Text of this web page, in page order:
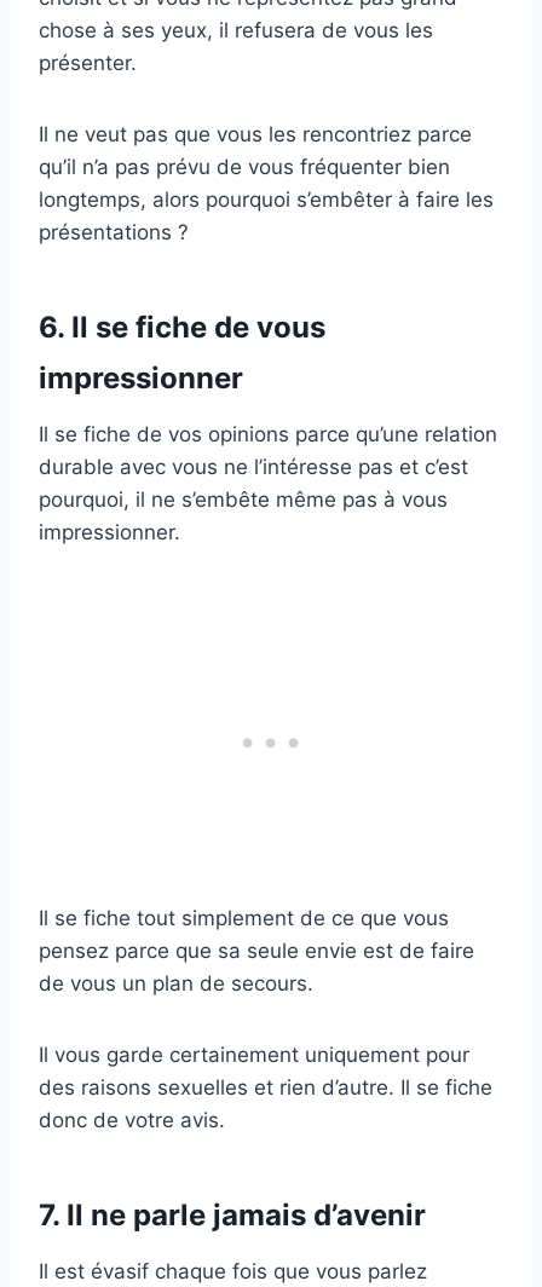
chose à ses yeux, il refusera de vous les
présenter.
Il ne veut pas que vous les rencontriez parce
qu’il n’a pas prévu de vous fréquenter bien
longtemps, alors pourquoi s’embêter à faire les
présentations ?
6. Il se fiche de vous
impressionner
Il se fiche de vos opinions parce qu’une relation
durable avec vous ne l’intéresse pas et c’est
pourquoi, il ne s’embête même pas à vous
impressionner.
Il se fiche tout simplement de ce que vous
pensez parce que sa seule envie est de faire
de vous un plan de secours.
Il vous garde certainement uniquement pour
des raisons sexuelles et rien d’autre. Il se fiche
donc de votre avis.
7. Il ne parle jamais d’avenir
Il est évasif chaque fois que vous parlez